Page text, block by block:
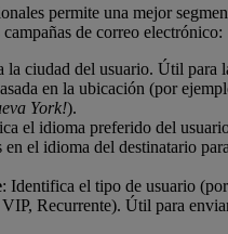
permite una mejor
de correo electrónico:
la ciudad del usuario. Útil para
en la ubicación (por
York!).
el idioma preferido del
en el idioma del destinatario
: Identifica el tipo de usuario
Recurrente). Útil para